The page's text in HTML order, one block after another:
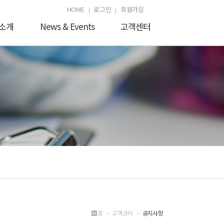
HOME 로그인 회원가입
개 News & Events 고객센터
홈 > 고객센터 > 공지사항